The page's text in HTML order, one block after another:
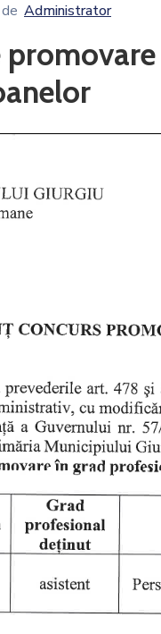
de Administrator